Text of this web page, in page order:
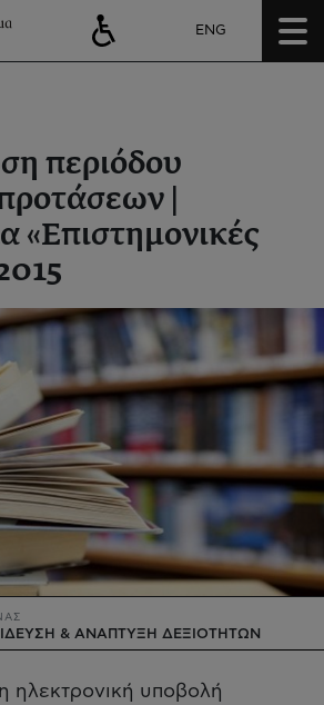
ENG
περιόδου
|
«Επιστημονικές
& ΑΝΑΠΤΥΞΗ ΔΕΞΙΟΤΗΤΩΝ
ηλεκτρονική υποβολή